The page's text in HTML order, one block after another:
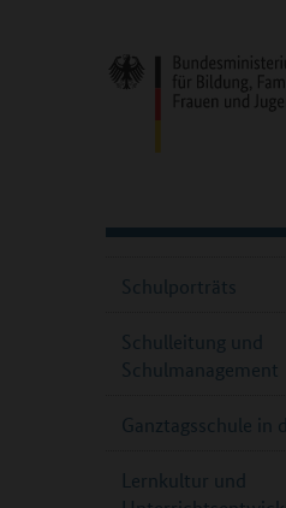
Schulporträts
Schulleitung und
Schulmanagement
Ganztagsschule in
Lernkultur und